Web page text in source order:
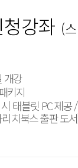
강좌 (
개강
키지
태블릿 PC 제공
치북스 출판 도